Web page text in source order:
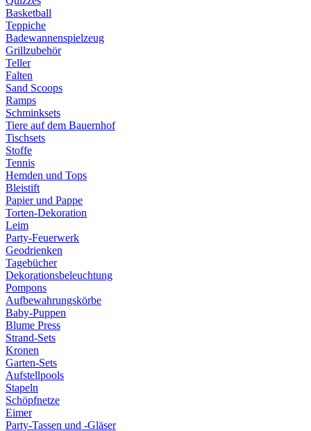
Basketball
Teppiche
Badewannenspielzeug
Grillzubehör
Teller
Falten
Sand Scoops
Ramps
Schminksets
Tiere auf dem Bauernhof
Tischsets
Stoffe
Tennis
Hemden und Tops
Bleistift
Papier und Pappe
Torten-Dekoration
Leim
Party-Feuerwerk
Geodrienken
Tagebücher
Dekorationsbeleuchtung
Pompons
Aufbewahrungskörbe
Baby-Puppen
Blume Press
Strand-Sets
Kronen
Garten-Sets
Aufstellpools
Stapeln
Schöpfnetze
Eimer
Party-Tassen und -Gläser